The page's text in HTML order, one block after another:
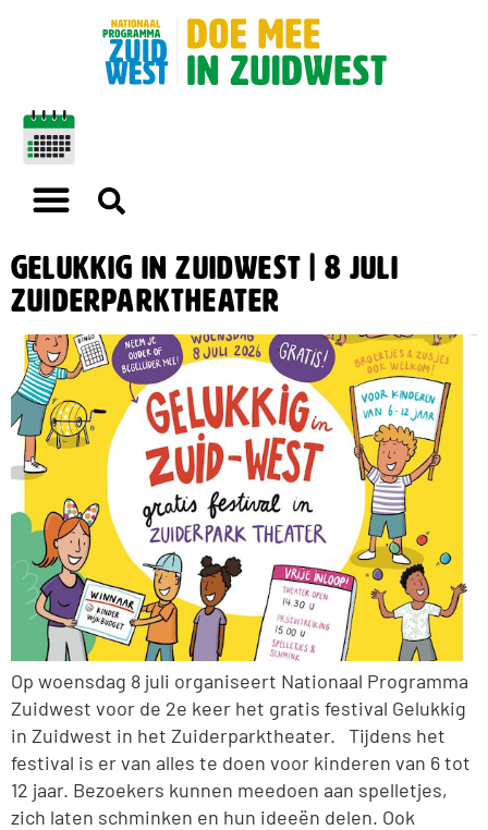
Gelukkig in Zuidwest | 8 juli
Zuiderparktheater
Op woensdag 8 juli organiseert Nationaal Programma
Zuidwest voor de 2e keer het gratis festival Gelukkig
in Zuidwest in het Zuiderparktheater. Tijdens het
festival is er van alles te doen voor kinderen van 6 tot
12 jaar. Bezoekers kunnen meedoen aan spelletjes,
zich laten schminken en hun ideeën delen. Ook